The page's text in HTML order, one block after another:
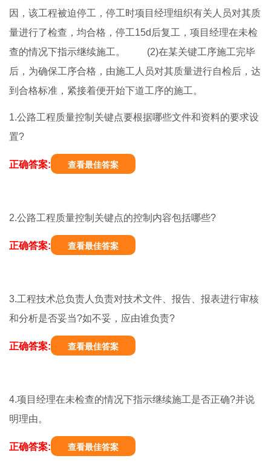
因，该工程被迫停工，停工时项目经理组织有关人员对其质
量进行了检查，均合格，停工15d后复工，项目经理在未检
查的情况下指示继续施工。 (2)在某关键工序施工完毕
后，为确保工序合格，由施工人员对其质量进行自检后，达
到合格标准，紧接着便开始下道工序的施工。
1.公路工程质量控制关键点要根据哪些文件和资料的要求设
置?
正确答案: 查看最佳答案
2.公路工程质量控制关键点的控制内容包括哪些?
正确答案: 查看最佳答案
3.工程技术总负责人负责对技术文件、报告、报表进行审核
和分析是否妥当?如不妥，应由谁负责?
正确答案: 查看最佳答案
4.项目经理在未检查的情况下指示继续施工是否正确?并说
明理由。
正确答案: 查看最佳答案